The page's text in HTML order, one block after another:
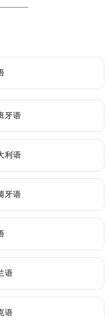
牙语
利语
牙语
语
语
牙语
利语
牙语
语
语